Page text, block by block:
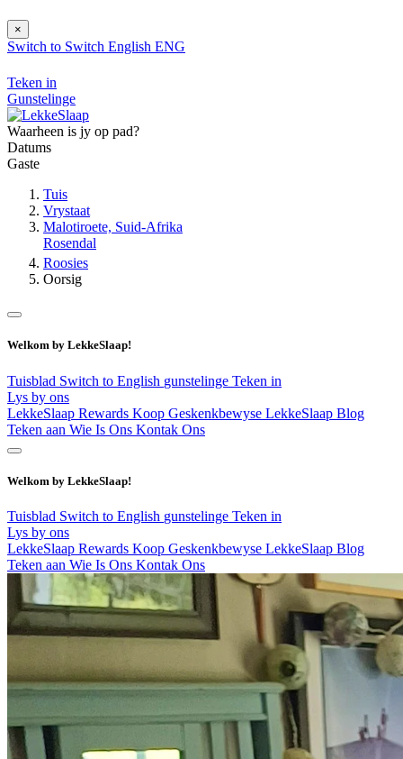
×
Switch to Switch English ENG
Teken in
Gunstelinge
Waarheen is jy op pad?
Datums
Gaste
Tuis
Vrystaat
Malotiroete, Suid-Afrika
Rosendal
Roosies
Oorsig
Welkom by LekkeSlaap!
Tuisblad Switch to English gunstelinge Teken in
Lys by ons
LekkeSlaap Rewards Koop Geskenkbewyse LekkeSlaap Blog
Teken aan Wie Is Ons Kontak Ons
Welkom by LekkeSlaap!
Tuisblad Switch to English gunstelinge Teken in
Lys by ons
LekkeSlaap Rewards Koop Geskenkbewyse LekkeSlaap Blog
Teken aan Wie Is Ons Kontak Ons